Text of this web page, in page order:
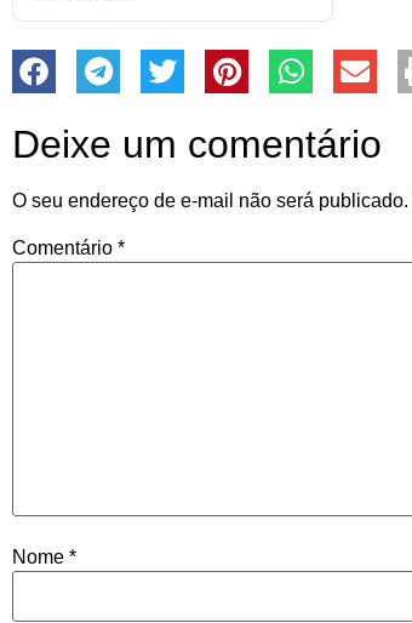
Deixe um comentário
O seu endereço de e-mail não será publicado.
Comentário *
Nome *